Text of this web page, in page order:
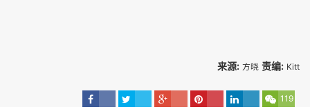
来源: 方晓 责编: Kitt
119